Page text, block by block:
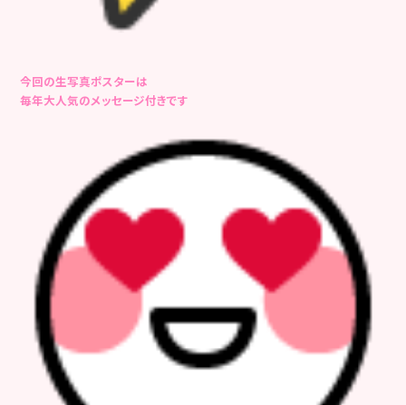
今回の生写真ポスターは
毎年大人気のメッセージ付きです